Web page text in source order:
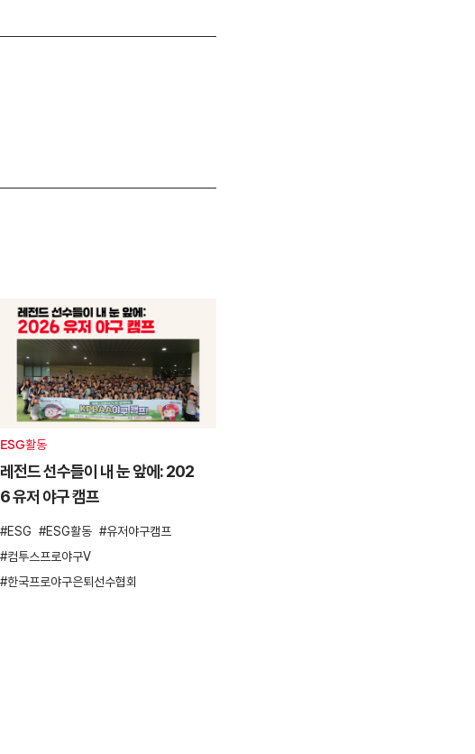
ESG활동
레전드 선수들이 내 눈 앞에: 202
6 유저 야구 캠프
ESG ESG활동
유저야구캠프
컴투스프로야구V
한국프로야구은퇴선수협회